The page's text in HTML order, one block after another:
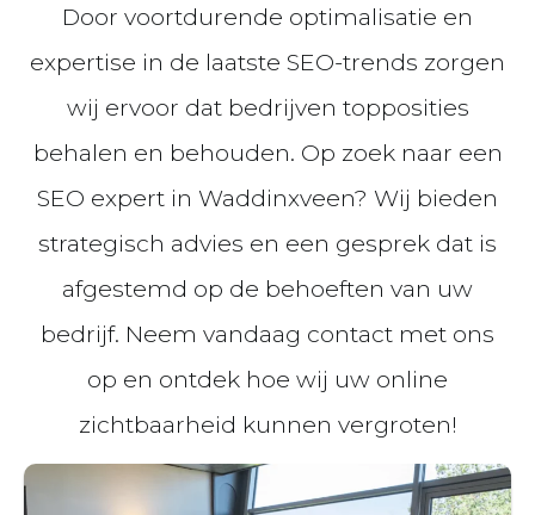
Door voortdurende optimalisatie en
expertise in de laatste SEO-trends zorgen
wij ervoor dat bedrijven topposities
behalen en behouden. Op zoek naar een
SEO expert in Waddinxveen? Wij bieden
strategisch advies en een gesprek dat is
afgestemd op de behoeften van uw
bedrijf. Neem vandaag contact met ons
op en ontdek hoe wij uw online
zichtbaarheid kunnen vergroten!